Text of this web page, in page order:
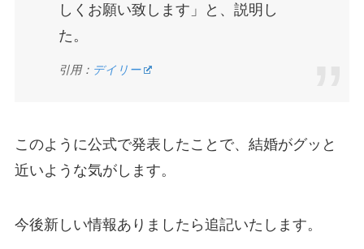
しくお願い致します」と、説明し
た。
引用： デイリー
このように公式で発表したことで、結婚がグッと
近いような気がします。
今後新しい情報ありましたら追記いたします。